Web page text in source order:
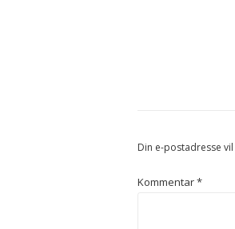
Din e-postadresse
Kommentar*